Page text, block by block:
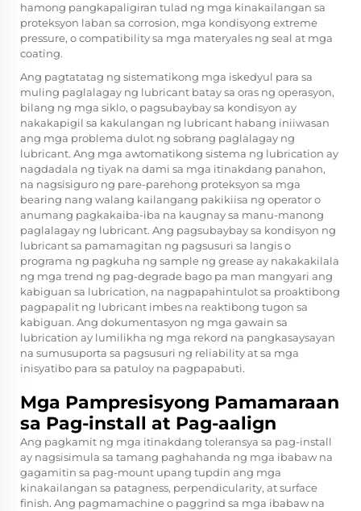
hamong pangkapaligiran tulad ng mga kinakailangan sa
proteksyon laban sa corrosion, mga kondisyong extreme
pressure, o compatibility sa mga materyales ng seal at mga
coating.
Ang pagtatatag ng sistematikong mga iskedyul para sa
muling paglalagay ng lubricant batay sa oras ng operasyon,
bilang ng mga siklo, o pagsubaybay sa kondisyon ay
nakakapigil sa kakulangan ng lubricant habang iniiwasan
ang mga problema dulot ng sobrang paglalagay ng
lubricant. Ang mga awtomatikong sistema ng lubrication ay
nagdadala ng tiyak na dami sa mga itinakdang panahon,
na nagsisiguro ng pare-parehong proteksyon sa mga
bearing nang walang kailangang pakikiisa ng operator o
anumang pagkakaiba-iba na kaugnay sa manu-manong
paglalagay ng lubricant. Ang pagsubaybay sa kondisyon ng
lubricant sa pamamagitan ng pagsusuri sa langis o
programa ng pagkuha ng sample ng grease ay nakakakilala
ng mga trend ng pag-degrade bago pa man mangyari ang
kabiguan sa lubrication, na nagpapahintulot sa proaktibong
pagpapalit ng lubricant imbes na reaktibong tugon sa
kabiguan. Ang dokumentasyon ng mga gawain sa
lubrication ay lumilikha ng mga rekord na pangkasaysayan
na sumusuporta sa pagsusuri ng reliability at sa mga
inisyatibo para sa patuloy na pagpapabuti.
Mga Pampresisyong Pamamaraan
sa Pag-install at Pag-aalign
Ang pagkamit ng mga itinakdang toleransya sa pag-install
ay nagsisimula sa tamang paghahanda ng mga ibabaw na
gagamitin sa pag-mount upang tupdin ang mga
kinakailangan sa patagness, perpendicularity, at surface
finish. Ang pagmamachine o paggrind sa mga ibabaw na